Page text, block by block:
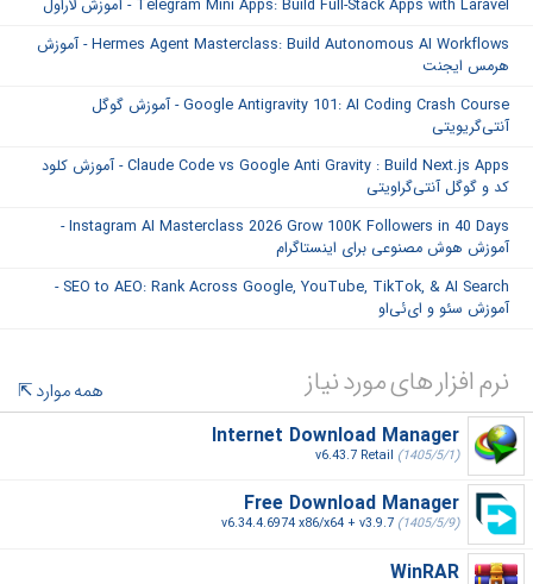
Telegram Mini Apps: Build Full-Stack Apps with Laravel - آموزش لاراول
Hermes Agent Masterclass: Build Autonomous AI Workflows - آموزش
هرمس ایجنت
Google Antigravity 101: AI Coding Crash Course - آموزش گوگل
آنتی‌گریویتی
Claude Code vs Google Anti Gravity : Build Next.js Apps - آموزش کلود
کد و گوگل آنتی‌گراویتی
Instagram AI Masterclass 2026 Grow 100K Followers in 40 Days -
آموزش هوش مصنوعی برای اینستاگرام
SEO to AEO: Rank Across Google, YouTube, TikTok, & AI Search -
آموزش سئو و ای‌ئی‌او
نرم افزار های مورد نیاز
همه موارد
Internet Download Manager
v6.43.7 Retail (1405/5/1)
Free Download Manager
v6.34.4.6974 x86/x64 + v3.9.7 (1405/5/9)
WinRAR